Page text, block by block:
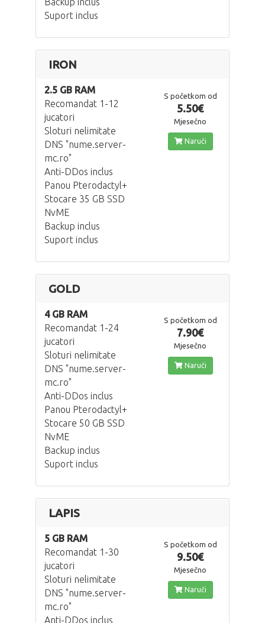
Suport inclus
IRON
2.5 GB RAM
Recomandat 1-12
jucatori
Sloturi nelimitate
DNS "nume.server-
mc.ro"
Anti-DDos inclus
Panou Pterodactyl+
Stocare 35 GB SSD
NvME
Backup inclus
Suport inclus
S početkom od
5.50€
Mjesečno
Naruči
GOLD
4 GB RAM
Recomandat 1-24
jucatori
Sloturi nelimitate
DNS "nume.server-
mc.ro"
Anti-DDos inclus
Panou Pterodactyl+
Stocare 50 GB SSD
NvME
Backup inclus
Suport inclus
S početkom od
7.90€
Mjesečno
Naruči
LAPIS
5 GB RAM
Recomandat 1-30
jucatori
Sloturi nelimitate
DNS "nume.server-
mc.ro"
Anti-DDos inclus
S početkom od
9.50€
Mjesečno
Naruči